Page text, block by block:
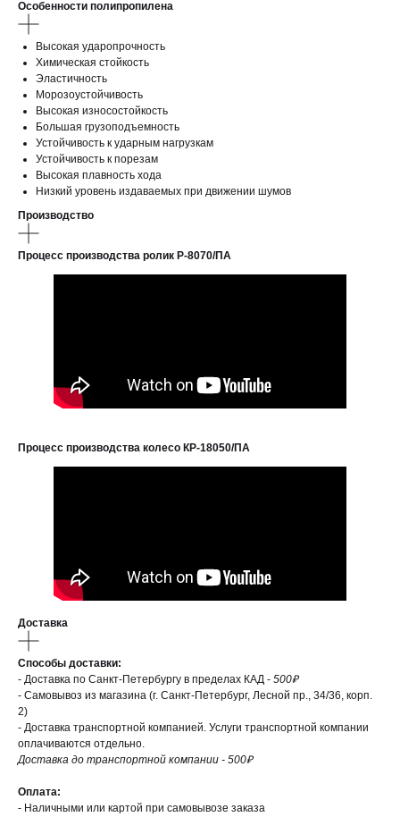
Особенности полипропилена
Высокая ударопрочность
Химическая стойкость
Эластичность
Морозоустойчивость
Высокая износостойкость
Большая грузоподъемность
Устойчивость к ударным нагрузкам
Устойчивость к порезам
Высокая плавность хода
Низкий уровень издаваемых при движении шумов
Производство
Процесс производства ролик Р-8070/ПА
Процесс производства колесо КР-18050/ПА
Доставка
Способы доставки:
- Доставка по Санкт-Петербургу в пределах КАД - 500₽
- Самовывоз из магазина (г. Санкт-Петербург, Лесной пр., 34/36, корп.
2)
- Доставка транспортной компанией. Услуги транспортной компании
оплачиваются отдельно.
Доставка до транспортной компании - 500₽
Оплата:
- Наличными или картой при самовывозе заказа